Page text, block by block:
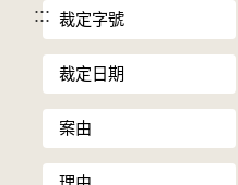
::: 裁定字號
裁定日期
案由